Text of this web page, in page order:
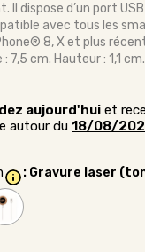
Il dispose d’un port
avec tous les
8, X et plus
7,5 cm. Hauteur : 1,1
aujourd'hui et
autour du 18/08/
: Gravure laser